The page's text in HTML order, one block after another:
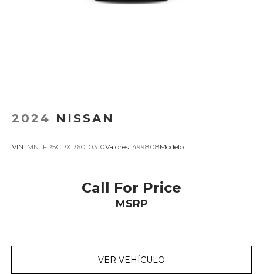
2024 NISSAN
VIN: MNTFP5CPXR6010310Valores: 499808Modelo:
Call For Price
MSRP
VER VEHÍCULO